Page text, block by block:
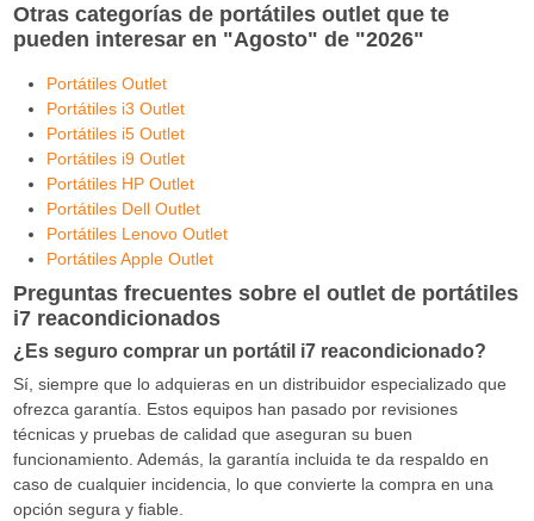
Otras categorías de portátiles outlet que te
pueden interesar en "Agosto" de "2026"
Portátiles Outlet
Portátiles i3 Outlet
Portátiles i5 Outlet
Portátiles i9 Outlet
Portátiles HP Outlet
Portátiles Dell Outlet
Portátiles Lenovo Outlet
Portátiles Apple Outlet
Preguntas frecuentes sobre el outlet de portátiles
i7 reacondicionados
¿Es seguro comprar un portátil i7 reacondicionado?
Sí, siempre que lo adquieras en un distribuidor especializado que
ofrezca garantía. Estos equipos han pasado por revisiones
técnicas y pruebas de calidad que aseguran su buen
funcionamiento. Además, la garantía incluida te da respaldo en
caso de cualquier incidencia, lo que convierte la compra en una
opción segura y fiable.